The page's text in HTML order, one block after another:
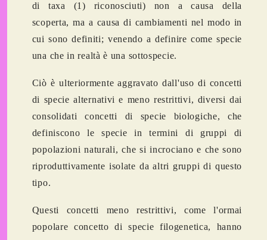
di taxa (1) riconosciuti) non a causa della
scoperta, ma a causa di cambiamenti nel modo in
cui sono definiti; venendo a definire come specie
una che in realtà è una sottospecie.
Ciò è ulteriormente aggravato dall'uso di concetti
di specie alternativi e meno restrittivi, diversi dai
consolidaticoncetti di specie biologiche, che
definiscono le specie in termini di gruppi di
popolazioni naturali, che si incrociano e che sono
riproduttivamente isolate da altri gruppi di questo
tipo.
Questi concetti meno restrittivi, come l'ormai
popolare concetto di specie filogenetica, hanno